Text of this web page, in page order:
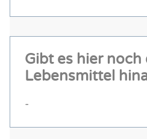
Gibt es hier noch
Lebensmittel
-